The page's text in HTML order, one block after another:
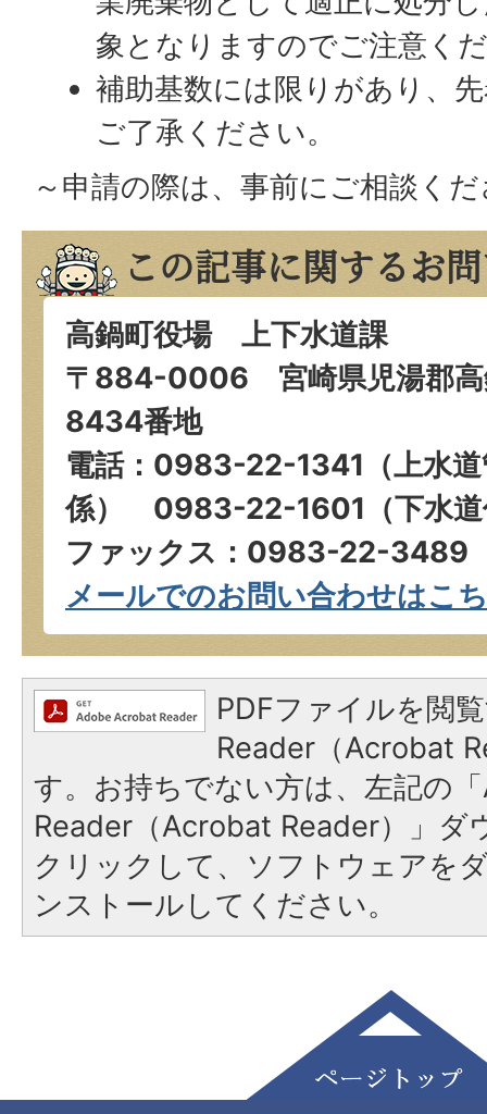
象となりますのでご注意く
補助基数には限りがあり、
ご了承ください。
～申請の際は、事前にご相談く
この記事に関するお
高鍋町役場 上下水道課
〒884-0006 宮崎県児湯郡高
8434番地
電話：0983-22-1341（上水道
係） 0983-22-1601（下水道
ファックス：0983-22-3489
メールでのお問い合わせはこ
PDFファイルを閲
Reader（Acrobat
す。お持ちでない方は、左記の
Reader（Acrobat Reader）」ダ
クリックして、ソフトウェアを
ンストールしてください。